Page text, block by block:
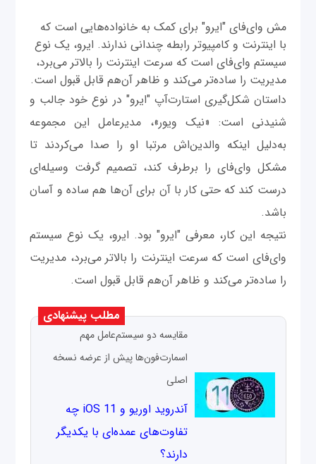
مش وای‌فای "ایرو" برای کمک به خانواده‌هایی است که
با اینترنت و کامپیوتر رابطه چندانی ندارند. ایرو، یک نوع
سیستم وای‌فای است که سرعت اینترنت را بالاتر می‌برد،
مدیریت را ساده‌تر می‌کند و ظاهر آن‌هم قابل قبول است.
داستان شکل‌گیری استارت‌آپ "ایرو" در نوع خود جالب و
شنیدنی است: «نیک ویور»، مدیرعامل این مجموعه
به‌دلیل اینکه والدین‌اش مرتبا او را صدا می‌کردند تا
مشکل وای‌فای را برطرف کند، تصمیم گرفت وسیله‌ای
درست کند که حتی کار با آن برای آن‌ها هم ساده و آسان
باشد.
نتیجه این کار، معرفی "ایرو" بود. ایرو، یک نوع سیستم
وای‌فای است که سرعت اینترنت را بالاتر می‌برد، مدیریت
را ساده‌تر می‌کند و ظاهر آن‌هم قابل قبول است.
مطلب پیشنهادی
مقایسه دو سیستم‌عامل مهم
اسمارت‌فون‌ها پیش از عرضه نسخه
اصلی
آندروید اوریو و iOS 11 چه
تفاوت‌های عمده‌ای با یکدیگر
دارند؟